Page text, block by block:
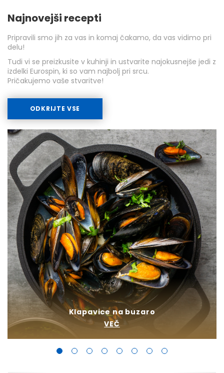
Najnovejši recepti
Pripravili smo jih za vas in komaj čakamo, da vas vidimo pri
delu!
Tudi vi se preizkusite v kuhinji in ustvarite najokusnejše jedi z
izdelki Eurospin, ki so vam najbolj pri srcu.
Pričakujemo vaše stvaritve!
ODKRIJTE VSE
Klapavice na buzaro
VEČ